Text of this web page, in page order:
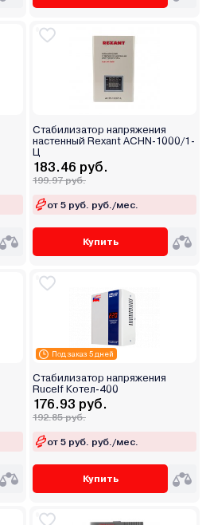
Стабилизатор напряжения
настенный Rexant АСНN-1000/1-
Ц
183.46 руб.
199.97 руб.
от 5 руб. руб./мес.
Купить
Под заказ 5 дней
Стабилизатор напряжения
Rucelf Котел-400
176.93 руб.
192.85 руб.
от 5 руб. руб./мес.
Купить